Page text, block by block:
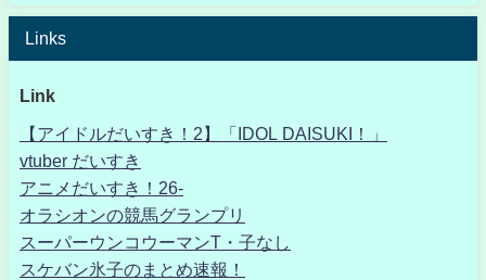
Links
Link
【アイドルだいすき！2】「IDOL DAISUKI！」
vtuber だいすき
アニメだいすき！26-
オラシオンの競馬グランプリ
スーパーウンコウーマンT・子なし
スケバン氷子のまとめ速報！